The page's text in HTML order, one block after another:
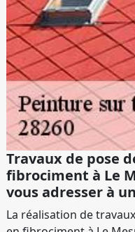
Travaux de pose
fibrociment à Le
vous adresser à
La réalisation de